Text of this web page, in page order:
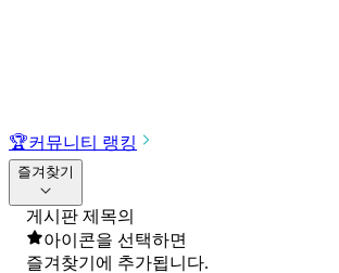
🏆커뮤니티 랭킹
즐겨찾기
게시판 제목의
아이콘을 선택하면
즐겨찾기에 추가됩니다.